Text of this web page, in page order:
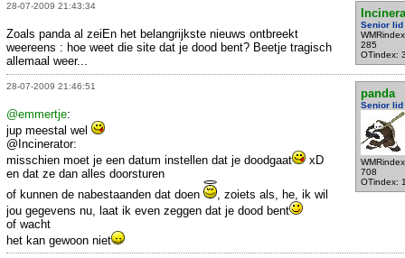
28-07-2009 21:43:34
Senior lid
285
OTindex:
Zoals panda al zeiEn het belangrijkste nieuws ontbreekt
weereens : hoe weet die site dat je dood bent? Beetje tragisch
allemaal weer...
28-07-2009 21:46:51
panda
Senior lid
708
OTindex:
@emmertje:
jup meestal wel
@Incinerator:
misschien moet je een datum instellen dat je doodgaat
xD
en dat ze dan alles doorsturen
of kunnen de nabestaanden dat doen
, zoiets als, he, ik wil
jou gegevens nu, laat ik even zeggen dat je dood bent
of wacht
het kan gewoon niet